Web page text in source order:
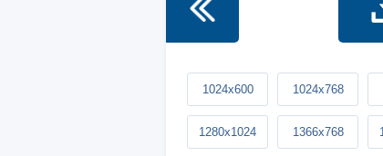
1024x600 1024x768
1280x1024 1366x768